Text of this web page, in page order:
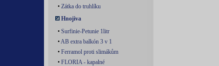
• Zátka do truhlíku
Hnojiva
• Surfinie-Petunie 1litr
•AB extra balkón 3 v 1
• Ferramol proti slimákům
• FLORIA - kapalné